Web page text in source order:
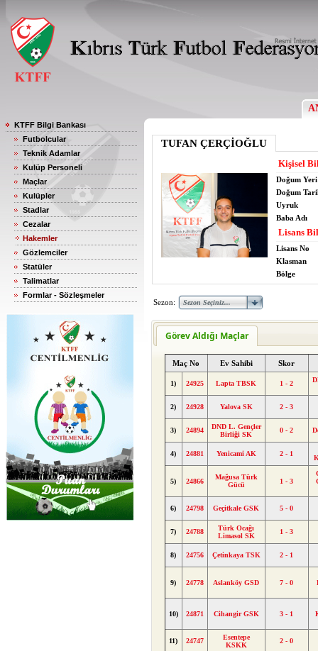
KTFF Bilgi Bankası
Futbolcular
Teknik Adamlar
Kulüp Personeli
Maçlar
Kulüpler
Stadlar
Cezalar
Hakemler
Gözlemciler
Statüler
Talimatlar
Formlar - Sözleşmeler
TUFAN ÇERÇİOĞLU
Kişisel
Doğum Yeri
Doğum
Uyruk
Baba Adı
Lisans
Lisans No
Klasman
Bölge
Sezon:
Görev Aldığı Maçlar
Maç No Ev Sahibi Skor
1) 24925 Lapta TBSK 1 - 2
2) 24928 Yalova SK 2 - 3
3) 24894
DND L. Gençler
Birliği SK
0 - 2
4) 24881 Yenicami AK 2 - 1
5) 24866
Mağusa Türk
Gücü
1 - 3
6) 24798 Geçitkale GSK 5 - 0
7) 24788
Türk Ocağı
Limasol SK
1 - 3
8) 24756 Çetinkaya TSK 2 - 1
9) 24778 Aslanköy GSD 7 - 0
10) 24871 Cihangir GSK 3 - 1
11) 24747
Esentepe
KSKK
2 - 0